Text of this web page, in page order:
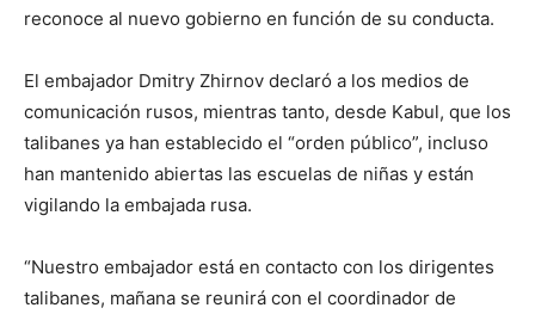
reconoce al nuevo gobierno en función de su conducta.
El embajador Dmitry Zhirnov declaró a los medios de
comunicación rusos, mientras tanto, desde Kabul, que los
talibanes ya han establecido el “orden público”, incluso
han mantenido abiertas las escuelas de niñas y están
vigilando la embajada rusa.
“Nuestro embajador está en contacto con los dirigentes
talibanes, mañana se reunirá con el coordinador de